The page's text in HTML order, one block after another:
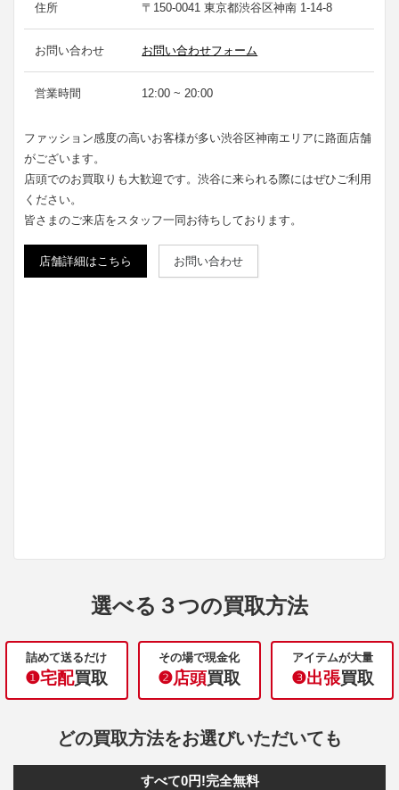
住所 〒150-0041 東京都渋谷区神南 1-14-8
お問い合わせ お問い合わせフォーム
営業時間 12:00 ~ 20:00
ファッション感度の高いお客様が多い渋谷区神南エリアに路面店舗
がございます。
店頭でのお買取りも大歓迎です。渋谷に来られる際にはぜひご利用
ください。
皆さまのご来店をスタッフ一同お待ちしております。
店舗詳細はこちら お問い合わせ
選べる３つの買取方法
詰めて送るだけ
❶宅配買取
その場で現金化
❷店頭買取
アイテムが大量
❸出張買取
どの買取方法をお選びいただいても
すべて0円!完全無料